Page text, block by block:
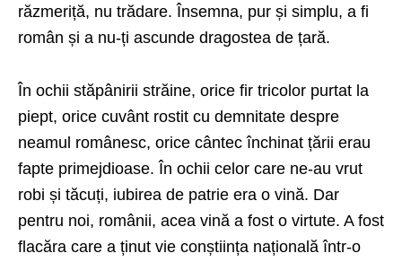
răzmeriță, nu trădare. Însemna, pur și simplu, a fi
român și a nu-ți ascunde dragostea de țară.
În ochii stăpânirii străine, orice fir tricolor purtat la
piept, orice cuvânt rostit cu demnitate despre
neamul românesc, orice cântec închinat țării erau
fapte primejdioase. În ochii celor care ne-au vrut
robi și tăcuți, iubirea de patrie era o vină. Dar
pentru noi, românii, acea vină a fost o virtute. A fost
flacăra care a ținut vie conștiința națională într-o